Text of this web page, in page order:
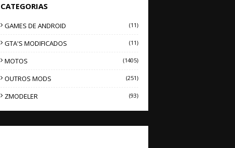
CATEGORIAS
GAMES DE ANDROID (11)
GTA'S MODIFICADOS (11)
MOTOS (1405)
OUTROS MODS (251)
ZMODELER (93)